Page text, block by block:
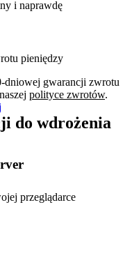
i naprawdę
pieniędzy
dniowej gwarancji zwrotu
polityce zwrotów.
do wdrożenia
przeglądarce